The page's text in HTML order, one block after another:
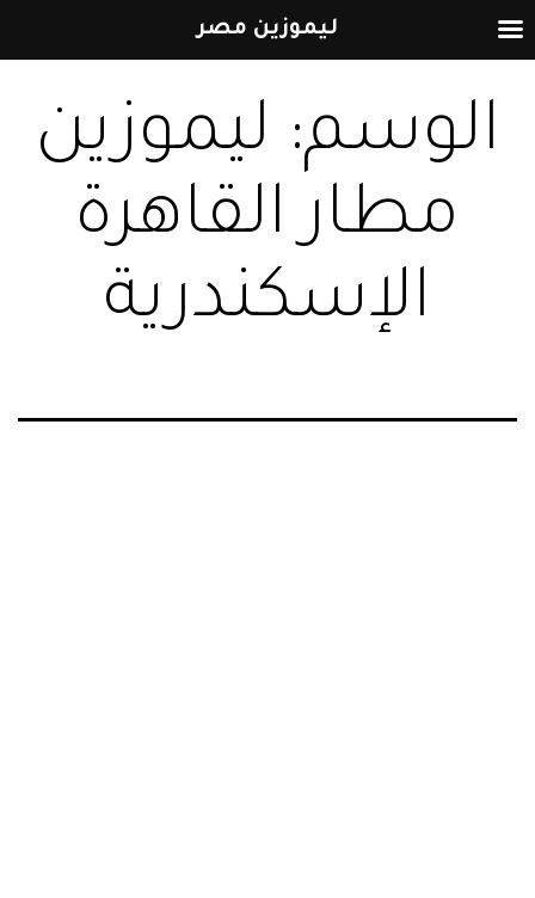
المحتوى
الوسم: ليموزين
مطار القاهرة
الإسكندرية
ليموزين مصر